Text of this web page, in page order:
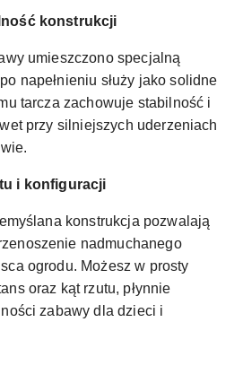
konstrukcji
umieszczono specjalną
napełnieniu służy jako solidne
tarcza zachowuje stabilność i
przy silniejszych uderzeniach
i konfiguracji
konstrukcja pozwalają
nadmuchanego
ogrodu. Możesz w prosty
oraz kąt rzutu, płynnie
zabawy dla dzieci i